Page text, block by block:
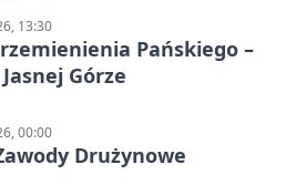
13:30
Pańskiego –
Górze
00:00
Drużynowe